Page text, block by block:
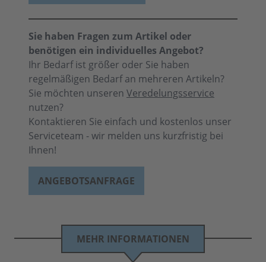
Sie haben Fragen zum Artikel oder
benötigen ein individuelles Angebot?
Ihr Bedarf ist größer oder Sie haben
regelmäßigen Bedarf an mehreren Artikeln?
Sie möchten unseren Veredelungsservice
nutzen?
Kontaktieren Sie einfach und kostenlos unser
Serviceteam - wir melden uns kurzfristig bei
Ihnen!
ANGEBOTSANFRAGE
MEHR INFORMATIONEN